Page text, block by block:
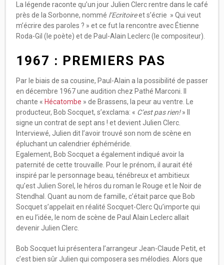
La légende raconte qu’un jour Julien Clerc rentre dans le café
près de la Sorbonne, nommé l’Ecritoireet s’écrie » Qui veut
m’écrire des paroles ? » et ce fut la rencontre avec Étienne
Roda-Gil (le poète) et de Paul-Alain Leclerc (le compositeur).
1967 : PREMIERS PAS
Par le biais de sa cousine, Paul-Alain a la possibilité de passer
en décembre 1967 une audition chez Pathé Marconi. Il
chante « Hécatombe » de Brassens, la peur au ventre. Le
producteur, Bob Socquet, s’exclama: « C’est pas rien!» Il
signe un contrat de sept ans ! et devient Julien Clerc.
Interviewé, Julien dit l’avoir trouvé son nom de scène en
épluchant un calendrier éphéméride.
Egalement, Bob Socquet a également indiqué avoir la
paternité de cette trouvaille. Pour le prénom, il aurait été
inspiré par le personnage beau, ténébreux et ambitieux
qu’est Julien Sorel, le héros du roman le Rouge et le Noir de
Stendhal. Quant au nom de famille, c’était parce que Bob
Socquet s’appelait en réalité Socquet-Clerc Qu’importe qui
en eu l’idée, le nom de scène de Paul Alain Leclerc allait
devenir Julien Clerc.
Bob Socquet lui présentera l’arrangeur Jean-Claude Petit, et
c’est bien sûr Julien qui composera ses mélodies. Alors que